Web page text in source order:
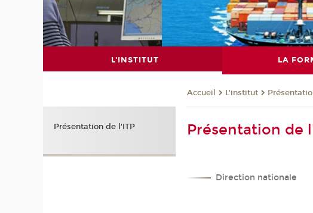
L'INSTITUT LA
Accueil L'institut
Présentation de
Direction nationale
Présentation de l'ITP